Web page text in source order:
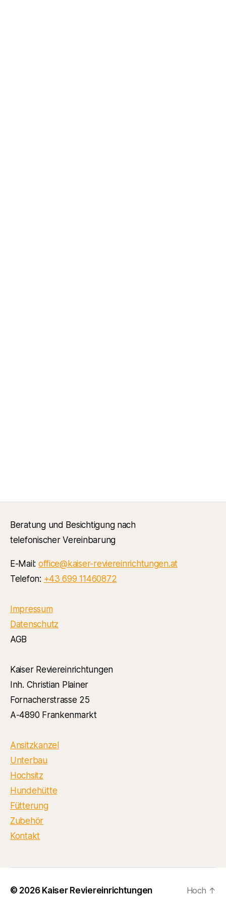
Beratung und Besichtigung nach
telefonischer Vereinbarung
E-Mail: office@kaiser-reviereinrichtungen.at
Telefon: +43 699 11460872
Impressum
Datenschutz
AGB
Kaiser Reviereinrichtungen
Inh. Christian Plainer
Fornacherstrasse 25
A-4890 Frankenmarkt
Ansitzkanzel
Unterbau
Hochsitz
Hundehütte
Fütterung
Zubehör
Kontakt
© 2026 Kaiser Reviereinrichtungen Hoch ↑